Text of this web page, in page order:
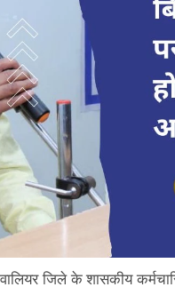
जिले के शासकीय